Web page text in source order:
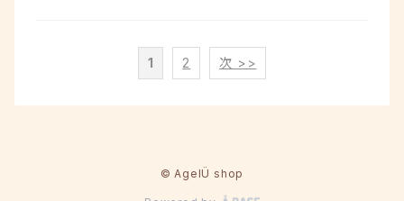
1 2 次 >>
© AgelÜ shop